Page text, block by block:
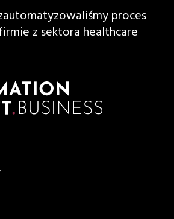
proces
z sektora healthcare